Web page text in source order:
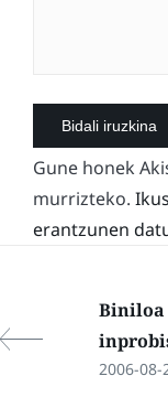
Gune honek
murrizteko.
erantzunen
Biniloa
2006-08-